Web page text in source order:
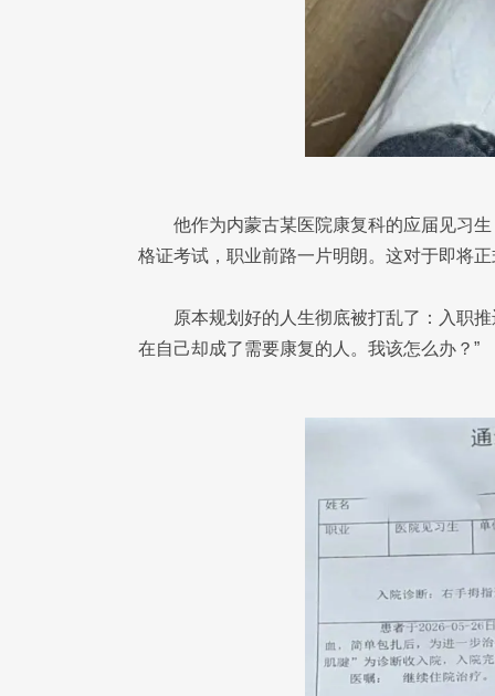
他作为内蒙古某医院康复科的应届见习
格证考试，职业前路一片明朗。这对于即将
原本规划好的人生彻底被打乱了：入职
在自己却成了需要康复的人。我该怎么办？”